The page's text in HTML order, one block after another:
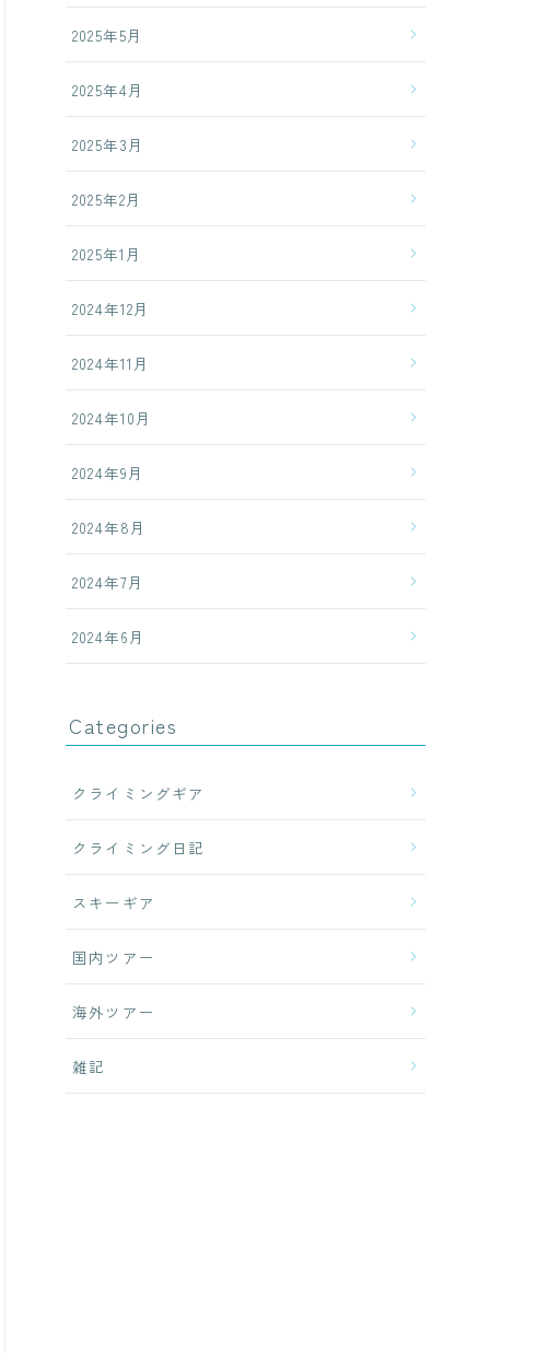
2025年5月
2025年4月
2025年3月
2025年2月
2025年1月
2024年12月
2024年11月
2024年10月
2024年9月
2024年8月
2024年7月
2024年6月
Categories
クライミングギア
クライミング日記
スキーギア
国内ツアー
海外ツアー
雑記